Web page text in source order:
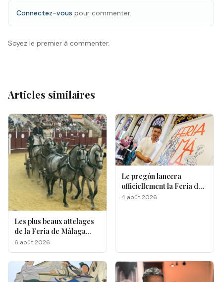
Connectez-vous pour commenter.
Soyez le premier à commenter.
Articles similaires
Les plus beaux attelages
de la Feria de Málaga
s'affrontent à La
Malagueta
6 août 2026
Le pregón lancera
officiellement la Feria de
Málaga 2026
4 août 2026